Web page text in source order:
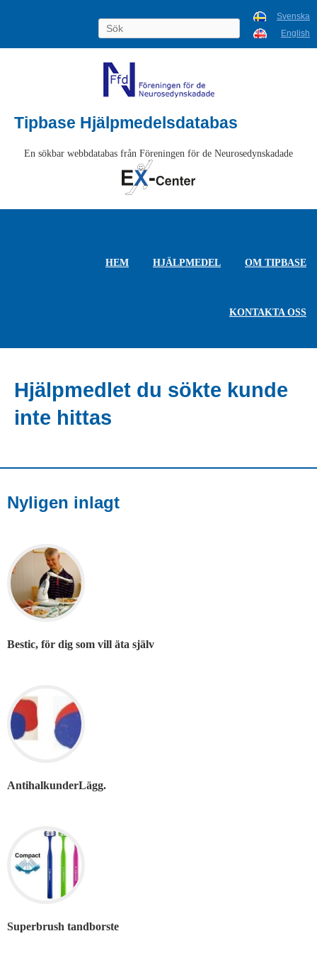
Svenska
English
Tipbase Hjälpmedelsdatabas
En sökbar webbdatabas från Föreningen för de Neurosedynskadade
HEM HJÄLPMEDEL OM TIPBASE
KONTAKTA OSS
Hjälpmedlet du sökte kunde
inte hittas
Nyligen inlagt
Bestic, för dig som vill äta själv
AntihalkunderLägg.
Superbrush tandborste